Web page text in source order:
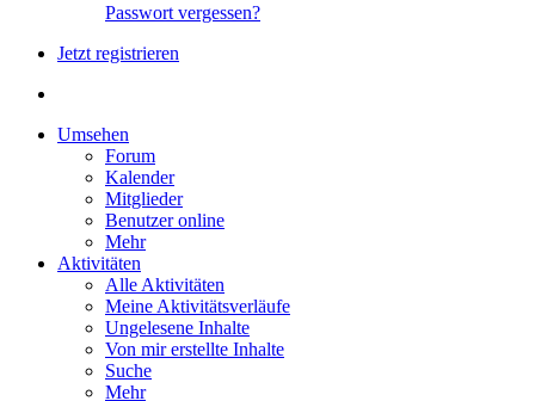
Passwort vergessen?
Jetzt registrieren
Umsehen
Forum
Kalender
Mitglieder
Benutzer online
Mehr
Aktivitäten
Alle Aktivitäten
Meine Aktivitätsverläufe
Ungelesene Inhalte
Von mir erstellte Inhalte
Suche
Mehr